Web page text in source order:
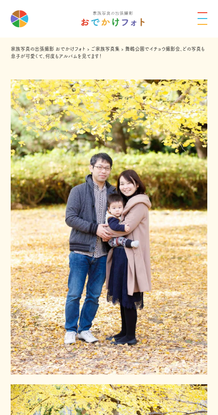
家族写真の出張撮影 おでかけフォト › ご家族写真集 › 舞鶴公園でイチョウ撮影会、どの写真も
息子が可愛くて、何度もアルバムを見てます！